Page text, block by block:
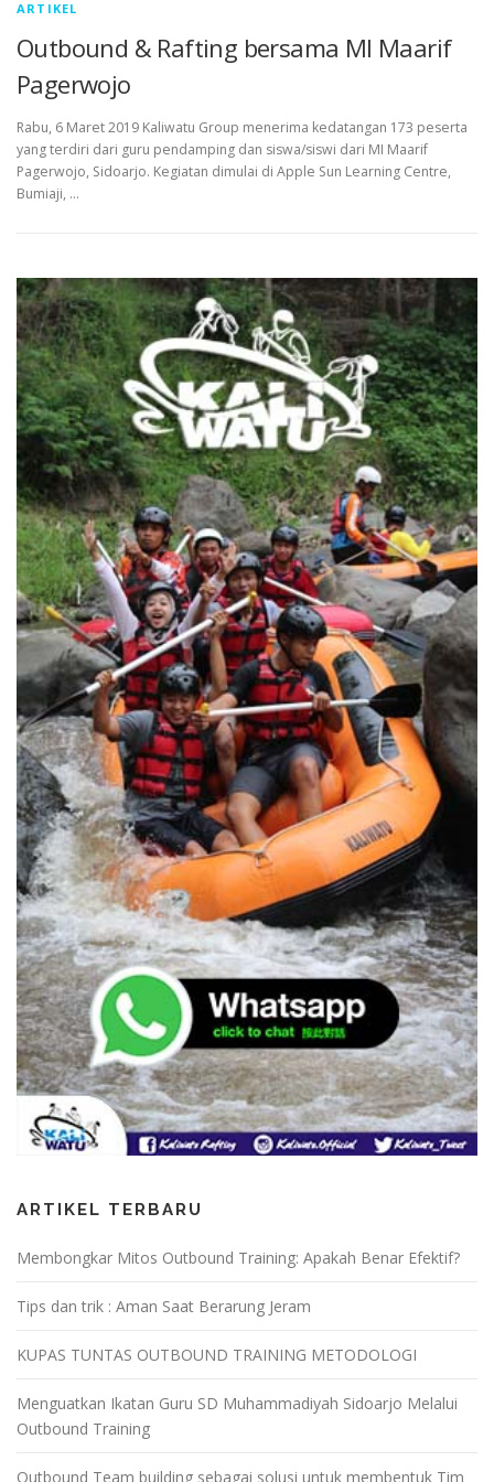
ARTIKEL
Outbound & Rafting bersama MI Maarif
Pagerwojo
Rabu, 6 Maret 2019 Kaliwatu Group menerima kedatangan 173 peserta
yang terdiri dari guru pendamping dan siswa/siswi dari MI Maarif
Pagerwojo, Sidoarjo. Kegiatan dimulai di Apple Sun Learning Centre,
Bumiaji, …
ARTIKEL TERBARU
Membongkar Mitos Outbound Training: Apakah Benar Efektif?
Tips dan trik : Aman Saat Berarung Jeram
KUPAS TUNTAS OUTBOUND TRAINING METODOLOGI
Menguatkan Ikatan Guru SD Muhammadiyah Sidoarjo Melalui
Outbound Training
Outbound Team building sebagai solusi untuk membentuk Tim